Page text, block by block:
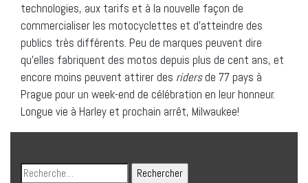
technologies, aux tarifs et à la nouvelle façon de
commercialiser les motocyclettes et d’atteindre des
publics très différents. Peu de marques peuvent dire
qu’elles fabriquent des motos depuis plus de cent ans, et
encore moins peuvent attirer des ridersde 77 pays à
Prague pour un week-end de célébration en leur honneur.
Longue vie à Harley et prochain arrêt, Milwaukee!